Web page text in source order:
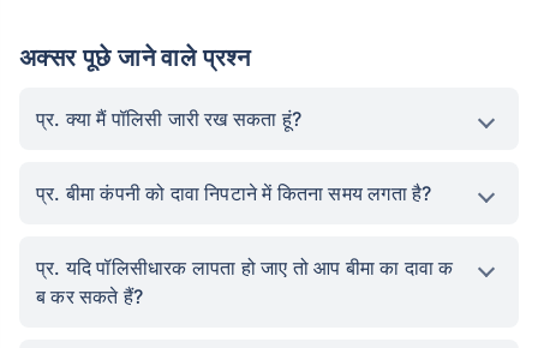
अक्सर पूछे जाने वाले प्रश्न
प्र. क्या मैं पॉलिसी जारी रख सकता हूं?
प्र. बीमा कंपनी को दावा निपटाने में कितना समय लगता है?
प्र. यदि पॉलिसीधारक लापता हो जाए तो आप बीमा का दावा क
ब कर सकते हैं?
सही प्लान चुनें
*₹434 प्रति माह, 1 करोड़ के टर्म लाइफ इंश्योरेंस की शुरुआती कीमत है — एक गैर-धूम्रपान करने वाले व्यक्ति के लिए, जिसे
कोई पूर्व-मौजूदा बीमारी नहीं है, 36 वर्ष की आयु तक कवर। *₹630 प्रति माह, 1 करोड़ के टर्म लाइफ इंश्योरेंस की शुरुआती